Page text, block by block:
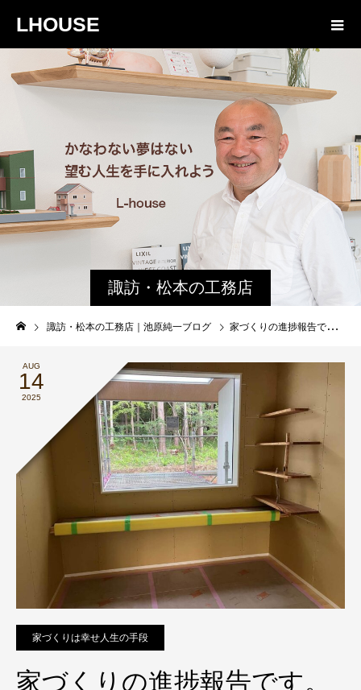
LHOUSE
諏訪・松本の工務店
の社長ブログ｜家族
物語８４３
諏訪・松本の工務店｜池原純一ブログ 家づくりの進捗報告です。
AUG
14
2025
家づくりは幸せ人生の手段
家づくりの進捗報告です。